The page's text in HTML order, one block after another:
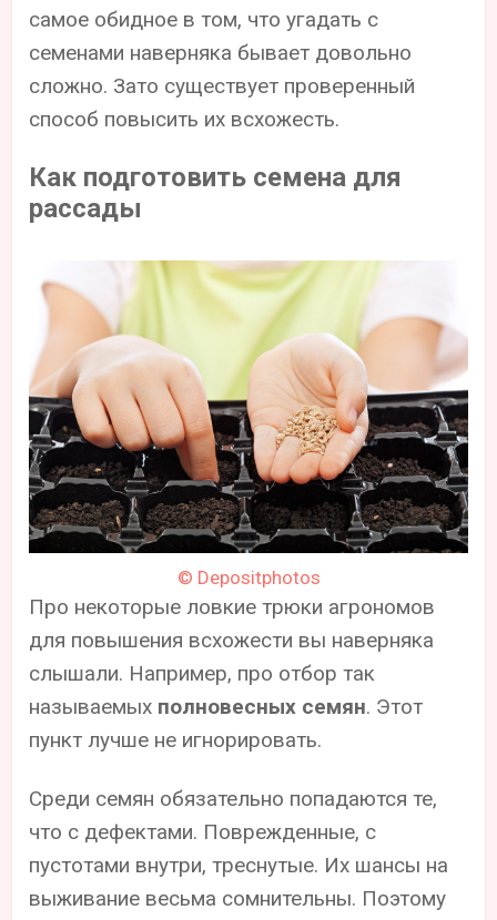
самое обидное в том, что угадать с
семенами наверняка бывает довольно
сложно. Зато существует проверенный
способ повысить их всхожесть.
Как подготовить семена для
рассады
© Depositphotos
Про некоторые ловкие трюки агрономов
для повышения всхожести вы наверняка
слышали. Например, про отбор так
называемых полновесных семян. Этот
пункт лучше не игнорировать.
Среди семян обязательно попадаются те,
что с дефектами. Поврежденные, с
пустотами внутри, треснутые. Их шансы на
выживание весьма сомнительны. Поэтому